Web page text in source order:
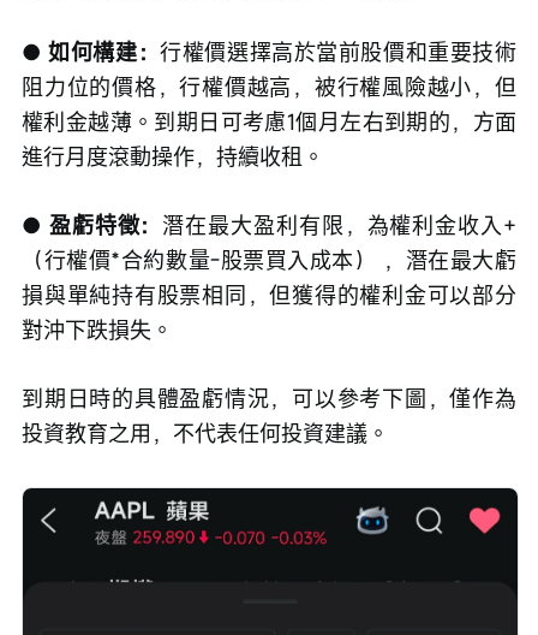
● 如何構建：行權價選擇高於當前股價和重要技術
阻力位的價格，行權價越高，被行權風險越小，但
權利金越薄。到期日可考慮1個月左右到期的，方面
進行月度滾動操作，持續收租。
● 盈虧特徵： 潛在最大盈利有限，為權利金收入+
（行權價*合約數量-股票買入成本） ，潛在最大虧
損與單純持有股票相同，但獲得的權利金可以部分
對沖下跌損失。
到期日時的具體盈虧情況，可以參考下圖，僅作為
投資教育之用，不代表任何投資建議。